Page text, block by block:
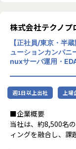
て関わることができる
・事業の成長性: 180
開発・運用に携われ
【業務の変更の範囲
クライアントが考え
決するために、ど
組んでいます。タス
定・要求事項整理・
【テクノプロ・デザ
２．PJによっては、
できます。
３．様々な技術を試
程プ
者集
ニア
行っ
株式会社テクノプ
【正社員/東京・半
ューションカンパニ
nuxサーバ運用・
週1日以上出社 上場
■企業概要
当社は、約8,500名
ィングを融合し、課